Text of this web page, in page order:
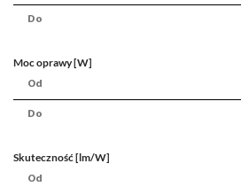
Moc oprawy [W]
Skuteczność [lm/W]